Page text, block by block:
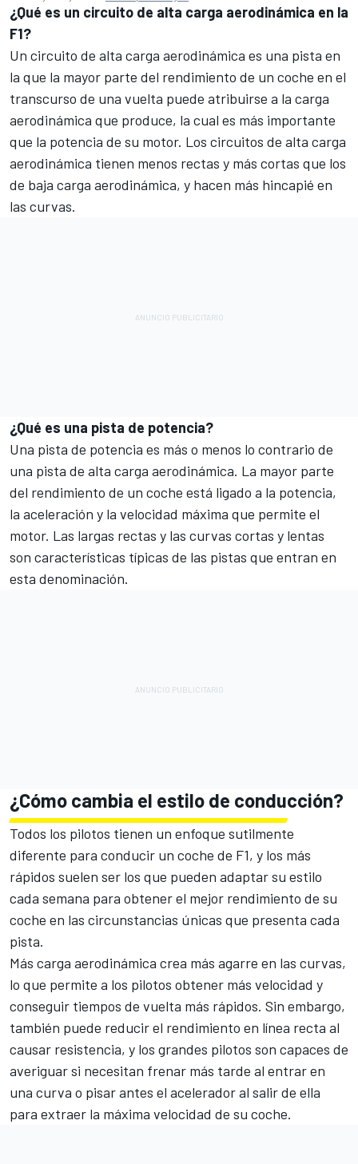
¿Qué es un circuito de alta carga aerodinámica en la
F1?
Un circuito de alta carga aerodinámica es una pista en
la que la mayor parte del rendimiento de un coche en el
transcurso de una vuelta puede atribuirse a la carga
aerodinámica que produce, la cual es más importante
que la potencia de su motor. Los circuitos de alta carga
aerodinámica tienen menos rectas y más cortas que los
de baja carga aerodinámica, y hacen más hincapié en
las curvas.
¿Qué es una pista de potencia?
Una pista de potencia es más o menos lo contrario de
una pista de alta carga aerodinámica. La mayor parte
del rendimiento de un coche está ligado a la potencia,
la aceleración y la velocidad máxima que permite el
motor. Las largas rectas y las curvas cortas y lentas
son características típicas de las pistas que entran en
esta denominación.
¿Cómo cambia el estilo de conducción?
Todos los pilotos tienen un enfoque sutilmente
diferente para conducir un coche de F1, y los más
rápidos suelen ser los que pueden adaptar su estilo
cada semana para obtener el mejor rendimiento de su
coche en las circunstancias únicas que presenta cada
pista.
Más carga aerodinámica crea más agarre en las curvas,
lo que permite a los pilotos obtener más velocidad y
conseguir tiempos de vuelta más rápidos. Sin embargo,
también puede reducir el rendimiento en línea recta al
causar resistencia, y los grandes pilotos son capaces de
averiguar si necesitan frenar más tarde al entrar en
una curva o pisar antes el acelerador al salir de ella
para extraer la máxima velocidad de su coche.